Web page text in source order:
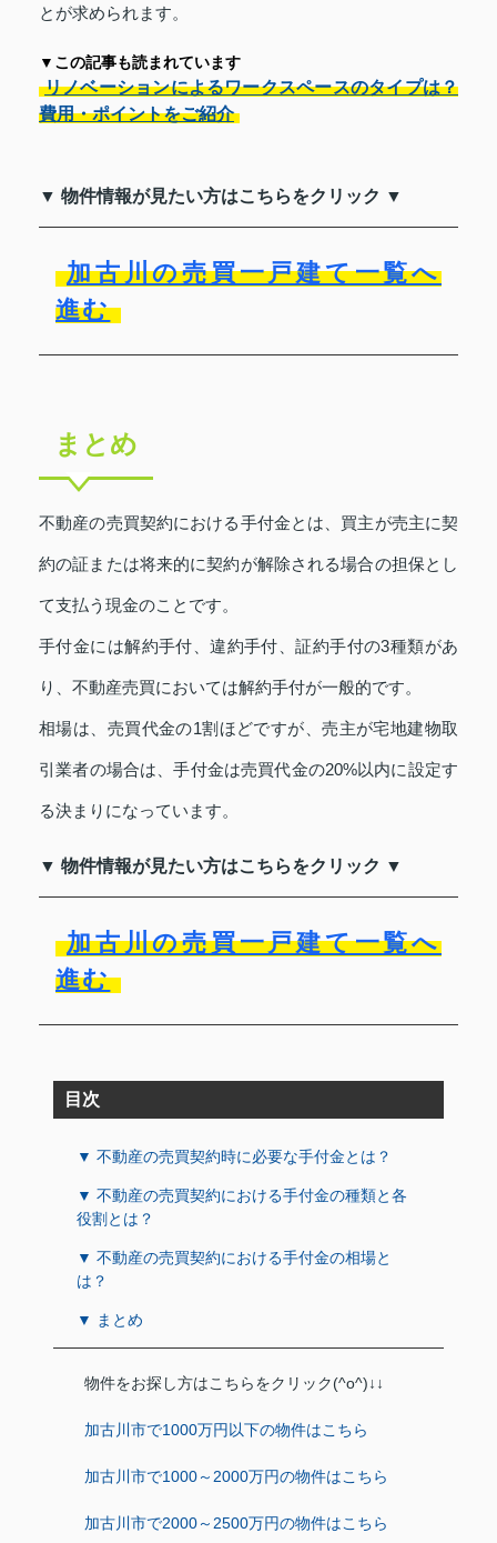
とが求められます。
▼この記事も読まれています
リノベーションによるワークスペースのタイプは？
費用・ポイントをご紹介
▼ 物件情報が見たい方はこちらをクリック ▼
加古川の売買一戸建て一覧へ
進む
まとめ
不動産の売買契約における手付金とは、買主が売主に契
約の証または将来的に契約が解除される場合の担保とし
て支払う現金のことです。
手付金には解約手付、違約手付、証約手付の3種類があ
り、不動産売買においては解約手付が一般的です。
相場は、売買代金の1割ほどですが、売主が宅地建物取
引業者の場合は、手付金は売買代金の20%以内に設定す
る決まりになっています。
▼ 物件情報が見たい方はこちらをクリック ▼
加古川の売買一戸建て一覧へ
進む
目次
▼ 不動産の売買契約時に必要な手付金とは？
▼ 不動産の売買契約における手付金の種類と各
役割とは？
▼ 不動産の売買契約における手付金の相場と
は？
▼ まとめ
物件をお探し方はこちらをクリック(^o^)↓↓
加古川市で1000万円以下の物件はこちら
加古川市で1000～2000万円の物件はこちら
加古川市で2000～2500万円の物件はこちら